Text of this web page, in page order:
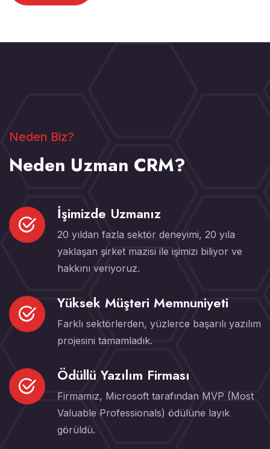
Neden Biz?
Neden Uzman CRM?
İşimizde Uzmanız
20 yıldan fazla sektör deneyimi, 20 yıla
yaklaşan şirket mazisi ile işimizi biliyor ve
hakkını veriyoruz.
Yüksek Müşteri Memnuniyeti
Farklı sektörlerden, yüzlerce başarılı yazılım
projesini tamamladık.
Ödüllü Yazılım Firması
Firmamız, Microsoft tarafından MVP (Most
Valuable Professionals) ödülüne layık
görüldü.